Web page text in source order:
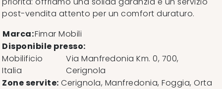
post-vendita attento per un comfort duraturo.
Marca:Fimar Mobili
Disponibile presso:
Mobilificio
Italia
Via Manfredonia Km. 0, 700,
Cerignola
Zone servite: Cerignola, Manfredonia, Foggia, Orta